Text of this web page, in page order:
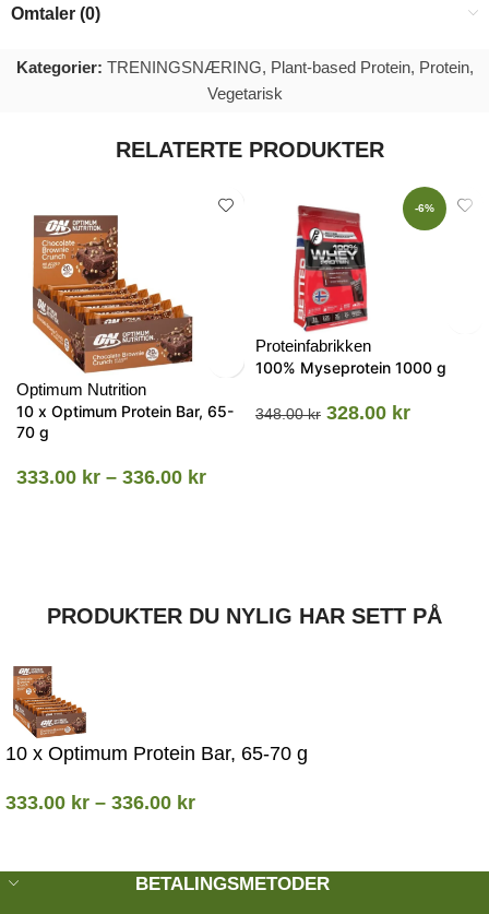
Omtaler (0)
Kategorier: TRENINGSNÆRING, Plant-based Protein, Protein,
Vegetarisk
RELATERTE PRODUKTER
Optimum Nutrition
10 x Optimum Protein Bar, 65-
70 g
333.00 kr – 336.00 kr
-6%
Proteinfabrikken
100% Myseprotein 1000 g
348.00kr 328.00 kr
PRODUKTER DU NYLIG HAR SETT PÅ
10 x Optimum Protein Bar, 65-70 g
333.00 kr – 336.00 kr
BETALINGSMETODER